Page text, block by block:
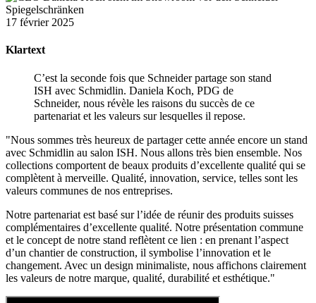
17 février 2025
Klartext
C’est la seconde fois que Schneider partage son stand
ISH avec Schmidlin. Daniela Koch, PDG de
Schneider, nous révèle les raisons du succès de ce
partenariat et les valeurs sur lesquelles il repose.
"Nous sommes très heureux de partager cette année encore un stand
avec Schmidlin au salon ISH. Nous allons très bien ensemble. Nos
collections comportent de beaux produits d’excellente qualité qui se
complètent à merveille. Qualité, innovation, service, telles sont les
valeurs communes de nos entreprises.
Notre partenariat est basé sur l’idée de réunir des produits suisses
complémentaires d’excellente qualité. Notre présentation commune
et le concept de notre stand reflètent ce lien : en prenant l’aspect
d’un chantier de construction, il symbolise l’innovation et le
changement. Avec un design minimaliste, nous affichons clairement
les valeurs de notre marque, qualité, durabilité et esthétique."